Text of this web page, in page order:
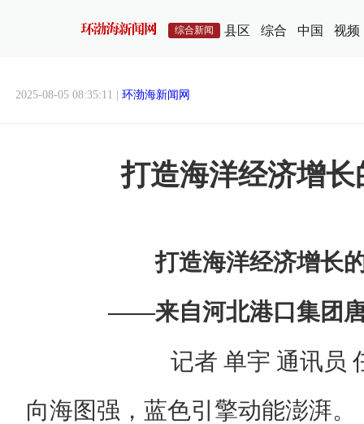
综合新闻 县区 综合 中国 视频
2025-08-05 08:35:11 | 环渤海新闻网
打造海洋经济增长
打造海洋经济增长
——来自河北港口集团
记者 单宇 通讯员
向海图强，蓝色引擎动能澎湃。